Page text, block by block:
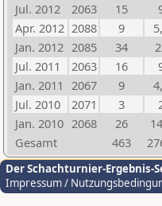
Jul. 2012
2063 15
Apr. 2012 2088 9
Jan. 2012 2085 34
Jul. 2011
2063 16
Jan. 2011 2067 9
Jul. 2010
2071 3
Jan. 2010 2068 26
Gesamt
463
Der Schachturnier-Ergebnis-
Impressum /